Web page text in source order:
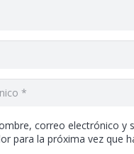
correo electrónico y
para la próxima vez que